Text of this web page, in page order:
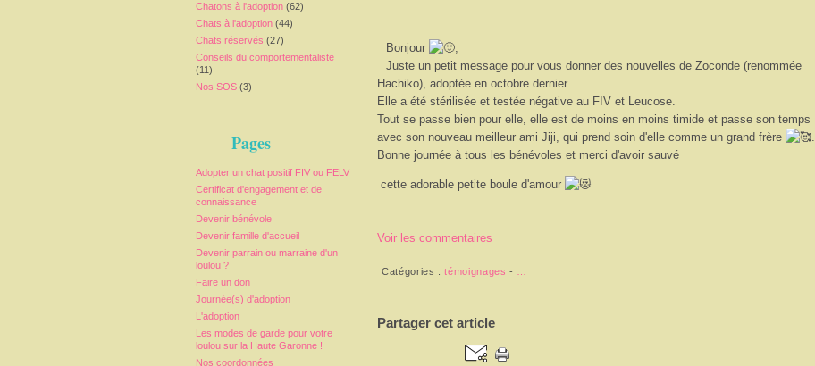
Chatons à l'adoption (62)
Chats à l'adoption (44)
Chats réservés (27)
Conseils du comportementaliste
(11)
Nos SOS (3)
Pages
Adopter un chat positif FIV ou FELV
Certificat d'engagement et de
connaissance
Devenir bénévole
Devenir famille d'accueil
Devenir parrain ou marraine d'un
loulou ?
Faire un don
Journée(s) d'adoption
L'adoption
Les modes de garde pour votre
loulou sur la Haute Garonne !
Nos coordonnées
Bonjour
,
Juste un petit message pour vous donner des nouvelles de Zoconde (renommée
Hachiko), adoptée en octobre dernier.
Elle a été stérilisée et testée négative au FIV et Leucose.
Tout se passe bien pour elle, elle est de moins en moins timide et passe son temps
avec son nouveau meilleur ami Jiji, qui prend soin d'elle comme un grand frère
.
Bonne journée à tous les bénévoles et merci d'avoir sauvé
cette adorable petite boule d'amour
Voir les commentaires
Catégories :témoignages -
Partager cet article